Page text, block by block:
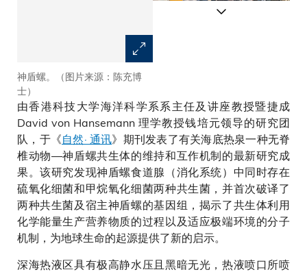
神盾螺。（图片来源：陈充博
士）
螺。
由香港科技大学海洋科学系系主任及讲座教授暨捷成
David von Hansemann 理学教授钱培元领导的研究团
队，于《自然· 通讯》期刊发表了有关海底热泉一种无脊
椎动物—神盾螺共生体的维持和互作机制的最新研究成
果。该研究发现神盾螺食道腺（消化系统）中同时存在
硫氧化细菌和甲烷氧化细菌两种共生菌，并首次破译了
两种共生菌及宿主神盾螺的基因组，揭示了共生体利用
化学能量生产营养物质的过程以及适应极端环境的分子
机制，为地球生命的起源提供了新的启示。
深海热液区具有极高静水压且黑暗无光，热液喷口所喷